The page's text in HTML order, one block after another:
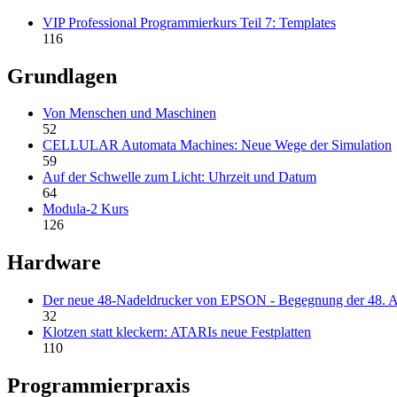
VIP Professional Programmierkurs Teil 7: Templates
116
Grundlagen
Von Menschen und Maschinen
52
CELLULAR Automata Machines: Neue Wege der Simulation
59
Auf der Schwelle zum Licht: Uhrzeit und Datum
64
Modula-2 Kurs
126
Hardware
Der neue 48-Nadeldrucker von EPSON - Begegnung der 48.
32
Klotzen statt kleckern: ATARIs neue Festplatten
110
Programmierpraxis